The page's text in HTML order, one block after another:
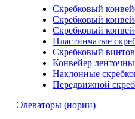
Скребковый
Скребковый
Скребковый
Пластинчатые
Скребковый
Конвейер
Наклонные
Передвижной
Элеваторы (нории)